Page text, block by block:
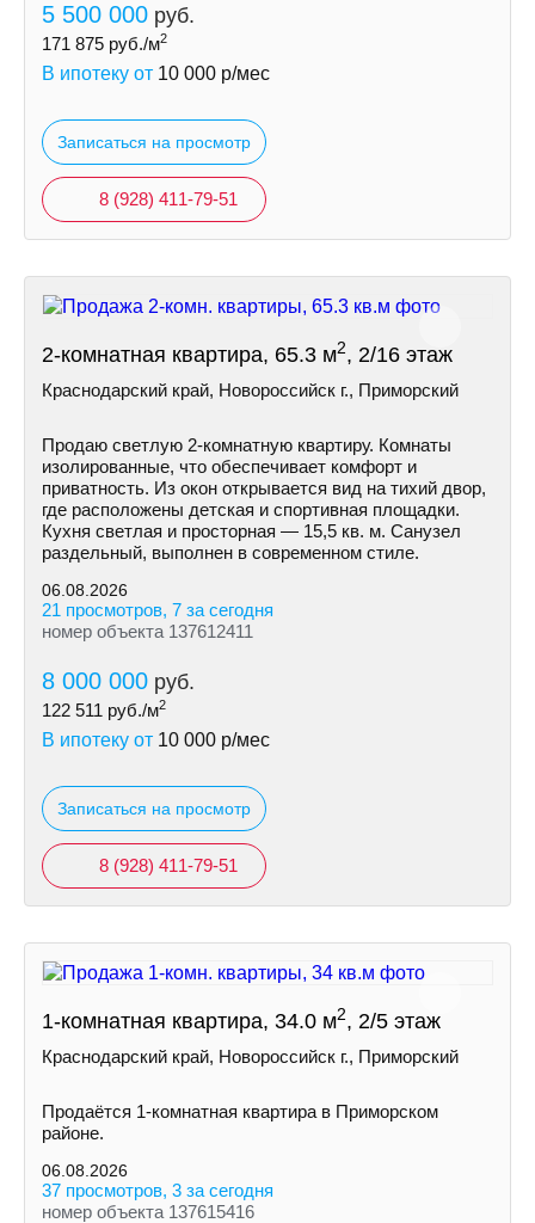
5 500 000 руб.
171 875 руб./м2
В ипотеку от 10 000 р/мес
Записаться на просмотр
8 (928) 411-79-51
2-комнатная квартира, 65.3 м2, 2/16 этаж
Краснодарский край, Новороссийск г., Приморский
Продаю светлую 2-комнатную квартиру. Комнаты
изолированные, что обеспечивает комфорт и
приватность. Из окон открывается вид на тихий двор,
где расположены детская и спортивная площадки.
Кухня светлая и просторная — 15,5 кв. м. Санузел
раздельный, выполнен в современном стиле.
06.08.2026
21 просмотров, 7 за сегодня
номер объекта 137612411
8 000 000 руб.
122 511 руб./м2
В ипотеку от 10 000 р/мес
Записаться на просмотр
8 (928) 411-79-51
1-комнатная квартира, 34.0 м2, 2/5 этаж
Краснодарский край, Новороссийск г., Приморский
Продаётся 1-комнатная квартира в Приморском
районе.
06.08.2026
37 просмотров, 3 за сегодня
номер объекта 137615416